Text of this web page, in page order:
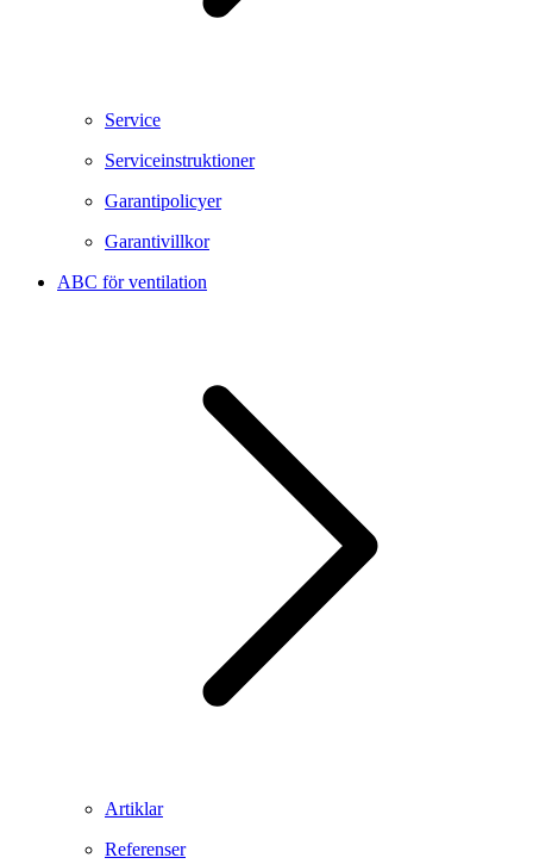
Service
Serviceinstruktioner
Garantipolicyer
Garantivillkor
ABC för ventilation
Artiklar
Referenser